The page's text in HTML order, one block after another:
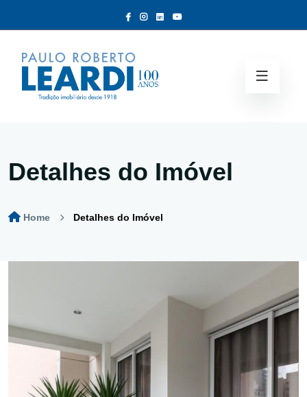
Detalhes do Imóvel
Home Detalhes do Imóvel